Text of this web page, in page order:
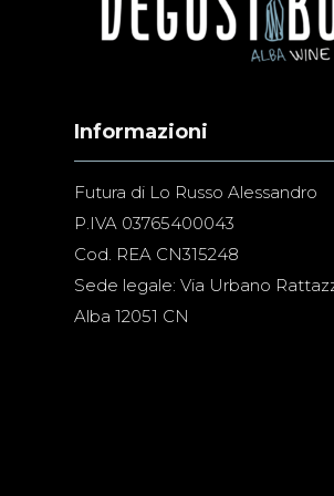
Informazioni
Futura di Lo Russo Alessandro
P.IVA 03765400043
Cod. REA CN315248
Sede legale: Via Urbano
Alba 12051 CN